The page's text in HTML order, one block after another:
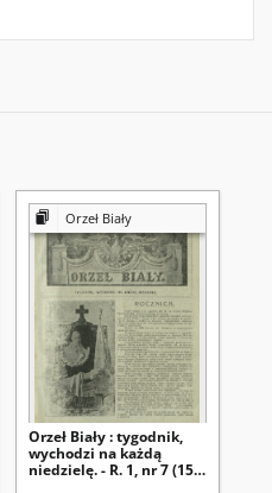
Orzeł Biały
Orzeł Biały : tygodnik,
wychodzi na każdą
niedzielę. - R. 1, nr 7 (15